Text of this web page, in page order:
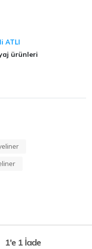
ATLI
ürünleri
1'e 1 İade